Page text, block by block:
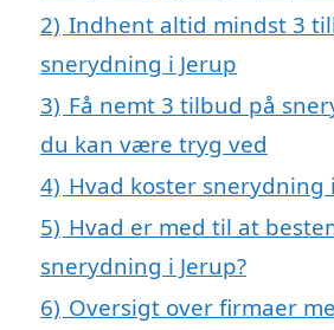
2) Indhent altid mindst 3
snerydning i Jerup
3) Få nemt 3 tilbud på
du kan være tryg ved
4) Hvad koster snerydning
5) Hvad er med til at
snerydning i Jerup?
6) Oversigt over firmaer